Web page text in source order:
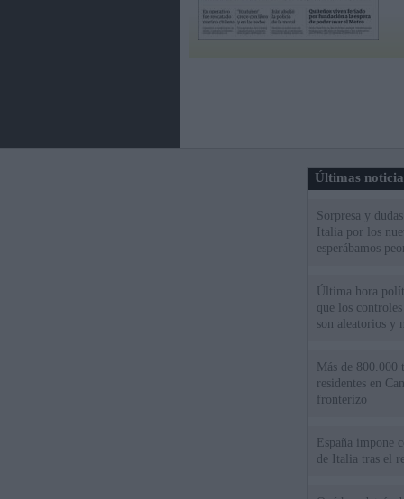
Últimas
Sorpresa y
Italia por los
esperábamos
Última hora
que los
son aleatorios y
Más de 800.000
residentes en
fronterizo
España impone
de Italia tras el